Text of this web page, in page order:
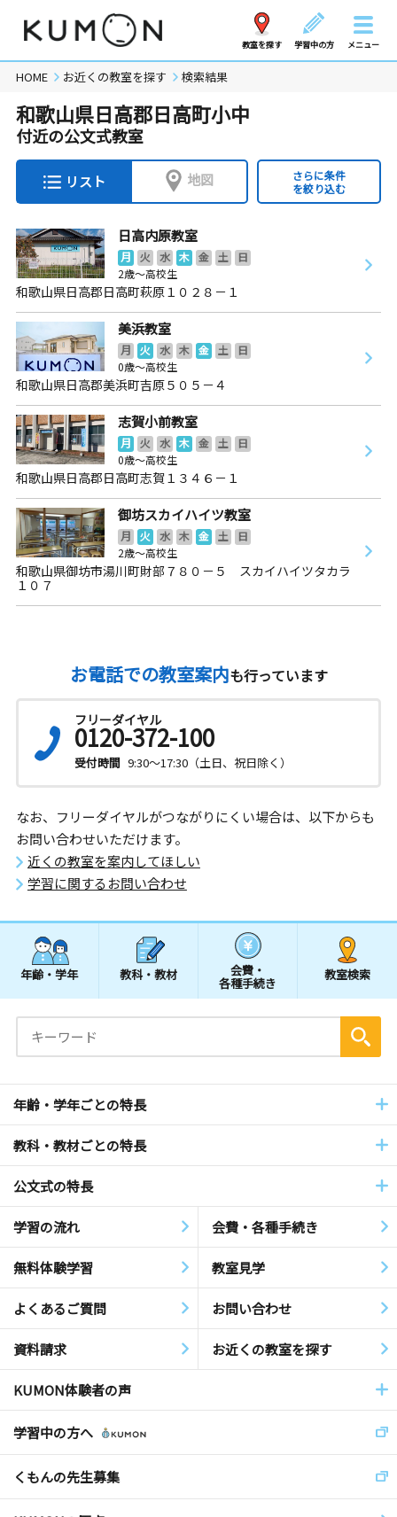
教室を探す 学習中の方 メニュー
HOME お近くの教室を探す 検索結果
和歌山県日高郡日高町小中
付近の公文式教室
リスト 地図
さらに条件
を絞り込む
日高内原教室
月 火 水 木 金 土
日
2歳～高校生
和歌山県日高郡日高町萩原１０２８－１
美浜教室
月 火 水 木 金 土
日
0歳～高校生
和歌山県日高郡美浜町吉原５０５－４
志賀小前教室
月 火 水 木 金 土
日
0歳～高校生
和歌山県日高郡日高町志賀１３４６－１
御坊スカイハイツ教室
月 火 水 木 金 土
日
2歳～高校生
和歌山県御坊市湯川町財部７８０－５ スカイハイツタカラ
１０７
お電話での教室案内も行っています
フリーダイヤル
0120-372-100
受付時間 9:30～17:30（土日、祝日除く）
なお、フリーダイヤルがつながりにくい場合は、以下からも
お問い合わせいただけます。
近くの教室を案内してほしい
学習に関するお問い合わせ
年齢・学年 教科・教材 会費・
各種手続き
教室検索
年齢・学年ごとの特長
教科・教材ごとの特長
公文式の特長
学習の流れ 会費・各種手続き
無料体験学習 教室見学
よくあるご質問 お問い合わせ
資料請求 お近くの教室を探す
KUMON体験者の声
学習中の方へ
くもんの先生募集